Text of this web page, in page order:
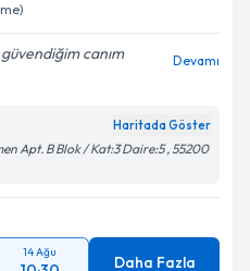
canım
Devamı
Haritada Göster
Apt. B Blok / Kat:3 Daire:5 , 55200
14 Ağu
Daha Fazla